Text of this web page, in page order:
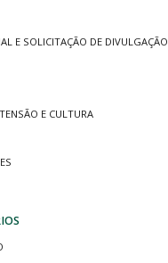
E SOLICITAÇÃO DE DIVULGAÇÃO
E CULTURA